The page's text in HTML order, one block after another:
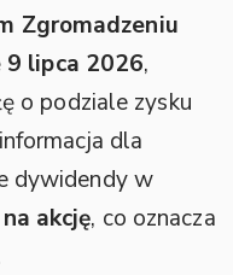
Zgromadzeniu
9 lipca 2026,
o podziale zysku
dla
dywidendy w
akcję, co oznacza